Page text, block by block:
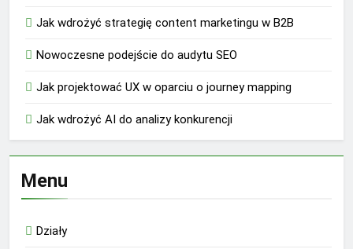
Jak wdrożyć strategię content marketingu w B2B
Nowoczesne podejście do audytu SEO
Jak projektować UX w oparciu o journey mapping
Jak wdrożyć AI do analizy konkurencji
Menu
Działy